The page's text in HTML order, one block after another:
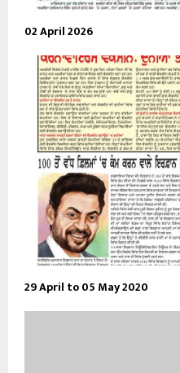
02 April 2026
29 April to 05 May 2020